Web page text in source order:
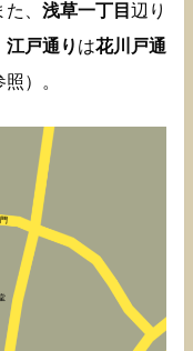
、 浅草一丁目 辺り
江戸通り は花川戸通
）。